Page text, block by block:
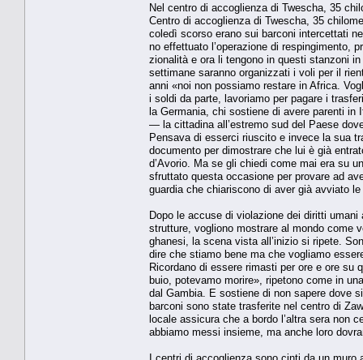
Nel centro di accoglienza di Twescha, 35
Centro di accoglienza di Twescha, 35
coledì scorso erano sui barconi intercettati
no effettuato l’operazione di respingimen­to,
zionalità e ora li tengono in questi stanzoni
settimane saranno organizzati i voli per il
anni «noi non possiamo restare in Afri­ca.
i soldi da parte, lavoriamo per pagare i
la Germania, chi sostiene di avere parenti
— la cittadina all’estremo sud del Paese
Pensava di esserci riuscito e inve­ce la sua
documento per dimostrare che lui è già
d’Avorio. Ma se gli chiedi co­me mai era su
sfruttato questa occasione per provare ad
guardia che chiariscono di aver già avviato
Dopo le accuse di violazione dei diritti
strutture, vogliono mostrare al mon­do come
ghanesi, la scena vista all’inizio si ripete.
dire che stiamo bene ma che vo­gliamo
Ricordano di essere rimasti per ore e ore su
buio, potevamo morire», ripetono come in
dal Gambia. E sostiene di non sapere dove
barconi sono state trasferite nel centro di
locale assi­cura che a bordo l’altra sera non
abbia­mo messi insieme, ma anche loro